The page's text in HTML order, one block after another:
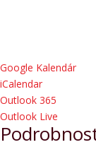
Google Kalendár
iCalendar
Outlook 365
Outlook Live